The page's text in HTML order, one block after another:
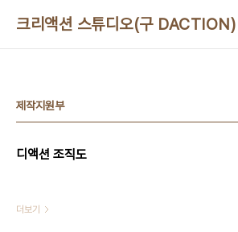
크리액션 스튜디오(구 DACTION)
제작지원부
디액션 조직도
더보기